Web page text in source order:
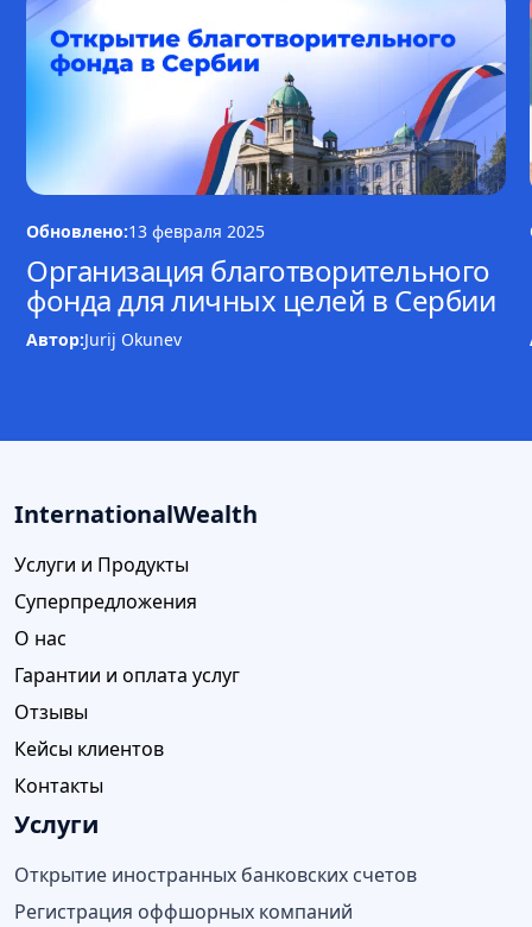
Обновлено:13 февраля 2025
Организация благотворительного
фонда для личных целей в Сербии
Автор:Jurij Okunev
InternationalWealth
Услуги и Продукты
Суперпредложения
О нас
Гарантии и оплата услуг
Отзывы
Кейсы клиентов
Контакты
Услуги
Открытие иностранных банковских счетов
Регистрация оффшорных компаний